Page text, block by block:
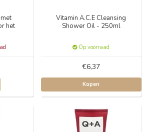
het
Vitamin A.C.E Cleansing
Shower Oil - 250ml
Op voorraad
€6,37
Kopen